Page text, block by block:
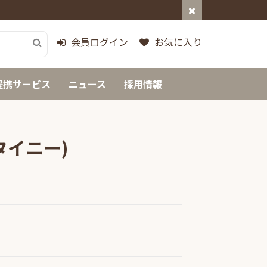
会員ログイン お気に入り
携サービス ニュース 採用情報
イニー)